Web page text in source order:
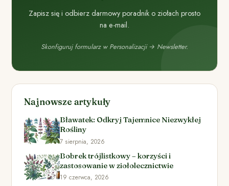
Zapisz się i odbierz darmowy poradnik o ziołach prosto
na e-mail.
Skonfiguruj formularz w Personalizacji → Newsletter.
Najnowsze artykuły
Bławatek: Odkryj Tajemnice Niezwykłej
Rośliny
7 sierpnia, 2026
Bobrek trójlistkowy – korzyści i
zastosowanie w ziołolecznictwie
19 czerwca, 2026